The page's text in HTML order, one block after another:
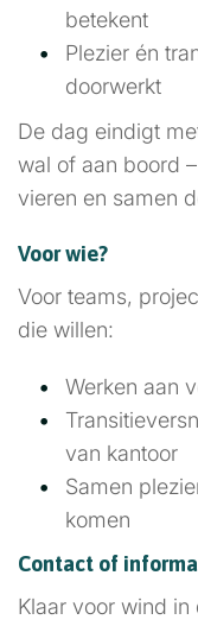
betekent
Plezier én
doorwerkt
De dag eindigt
wal of aan boord
vieren en samen
Voor wie?
Voor teams,
die willen:
Werken aan
van kantoor
Samen
komen
Contact of
Klaar voor wind